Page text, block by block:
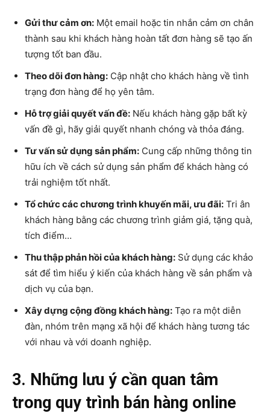
Gửi thư cảm ơn: Một email hoặc tin nhắn cảm ơn chân
thành sau khi khách hàng hoàn tất đơn hàng sẽ tạo ấn
tượng tốt ban đầu.
Theo dõi đơn hàng: Cập nhật cho khách hàng về tình
trạng đơn hàng để họ yên tâm.
Hỗ trợ giải quyết vấn đề: Nếu khách hàng gặp bất kỳ
vấn đề gì, hãy giải quyết nhanh chóng và thỏa đáng.
Tư vấn sử dụng sản phẩm: Cung cấp những thông tin
hữu ích về cách sử dụng sản phẩm để khách hàng có
trải nghiệm tốt nhất.
Tổ chức các chương trình khuyến mãi, ưu đãi: Tri ân
khách hàng bằng các chương trình giảm giá, tặng quà,
tích điểm…
Thu thập phản hồi của khách hàng: Sử dụng các khảo
sát để tìm hiểu ý kiến của khách hàng về sản phẩm và
dịch vụ của bạn.
Xây dựng cộng đồng khách hàng: Tạo ra một diễn
đàn, nhóm trên mạng xã hội để khách hàng tương tác
với nhau và với doanh nghiệp.
3. Những lưu ý cần quan tâm
trong quy trình bán hàng online